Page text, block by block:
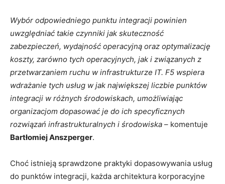
Wybór odpowiedniego punktu integracji powinien
uwzględniać takie czynniki jak skuteczność
zabezpieczeń, wydajność operacyjną oraz optymalizację
koszty, zarówno tych operacyjnych, jak i związanych z
przetwarzaniem ruchu w infrastrukturze IT. F5 wspiera
wdrażanie tych usług w jak największej liczbie punktów
integracji w różnych środowiskach, umożliwiając
organizacjom dopasować je do ich specyficznych
rozwiązań infrastrukturalnych i środowiska – komentuje
Bartłomiej Anszperger.
Choć istnieją sprawdzone praktyki dopasowywania usług
do punktów integracji, każda architektura korporacyjne